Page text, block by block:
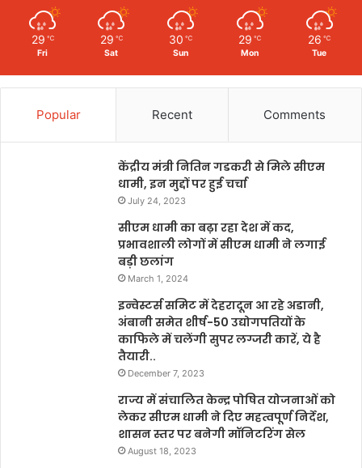
29 ℃
Fri
29 ℃
Sat
30 ℃
Sun
29 ℃
Mon
26 ℃
Tue
Popular Recent Comments
केंद्रीय मंत्री नितिन गडकरी से मिले सीएम
धामी, इन मुद्दों पर हुई चर्चा
July 24, 2023
सीएम धामी का बढ़ा रहा देश में कद,
प्रभावशाली लोगों में सीएम धामी ने लगाई
बड़ी छलांग
March 1, 2024
इन्वेस्टर्स समिट में देहरादून आ रहे अडानी,
अंबानी समेत शीर्ष-50 उद्योगपतियों के
काफिले में चलेंगी सुपर लग्जरी कारें, ये है
तैयारी..
December 7, 2023
राज्य में संचालित केन्द्र पोषित योजनाओं को
लेकर सीएम धामी ने दिए महत्वपूर्ण निर्देश,
शासन स्तर पर बनेगी मॉनिटरिंग सेल
August 18, 2023